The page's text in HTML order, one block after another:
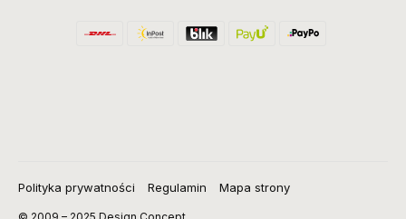
Polityka prywatności Regulamin Mapa strony